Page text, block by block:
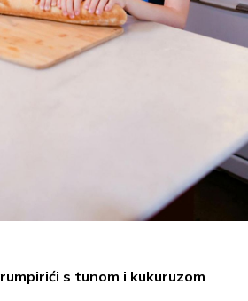
s tunom i kukuruzom